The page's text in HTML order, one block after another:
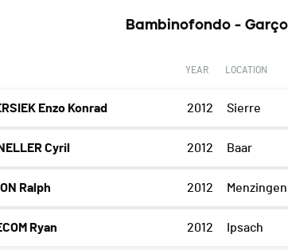
Bambinofondo -
YEAR LOCATION
Enzo Konrad 2012 Sierre
Cyril 2012 Baar
Ralph 2012 Menzingen
Ryan 2012 Ipsach